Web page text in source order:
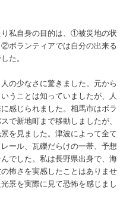
私自身の目的は、①被災地の状
ランティアでは自分の出来る
た。
の少なさに驚きました。元から
うことは知っていましたが、人
感じられました。相馬市はボラ
で新地町まで移動しましたが、
を見ました。津波によって全て
ール、瓦礫だらけの一帯、予想
でした。私は長野県出身で、海
怖さを実感したことはありませ
景を実際に見て恐怖を感じまし